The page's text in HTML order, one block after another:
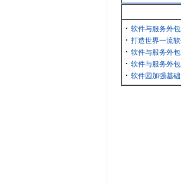
· 软件与服务外
· 打造世界一流
· 软件与服务外
· 软件与服务外
· 软件园加强基